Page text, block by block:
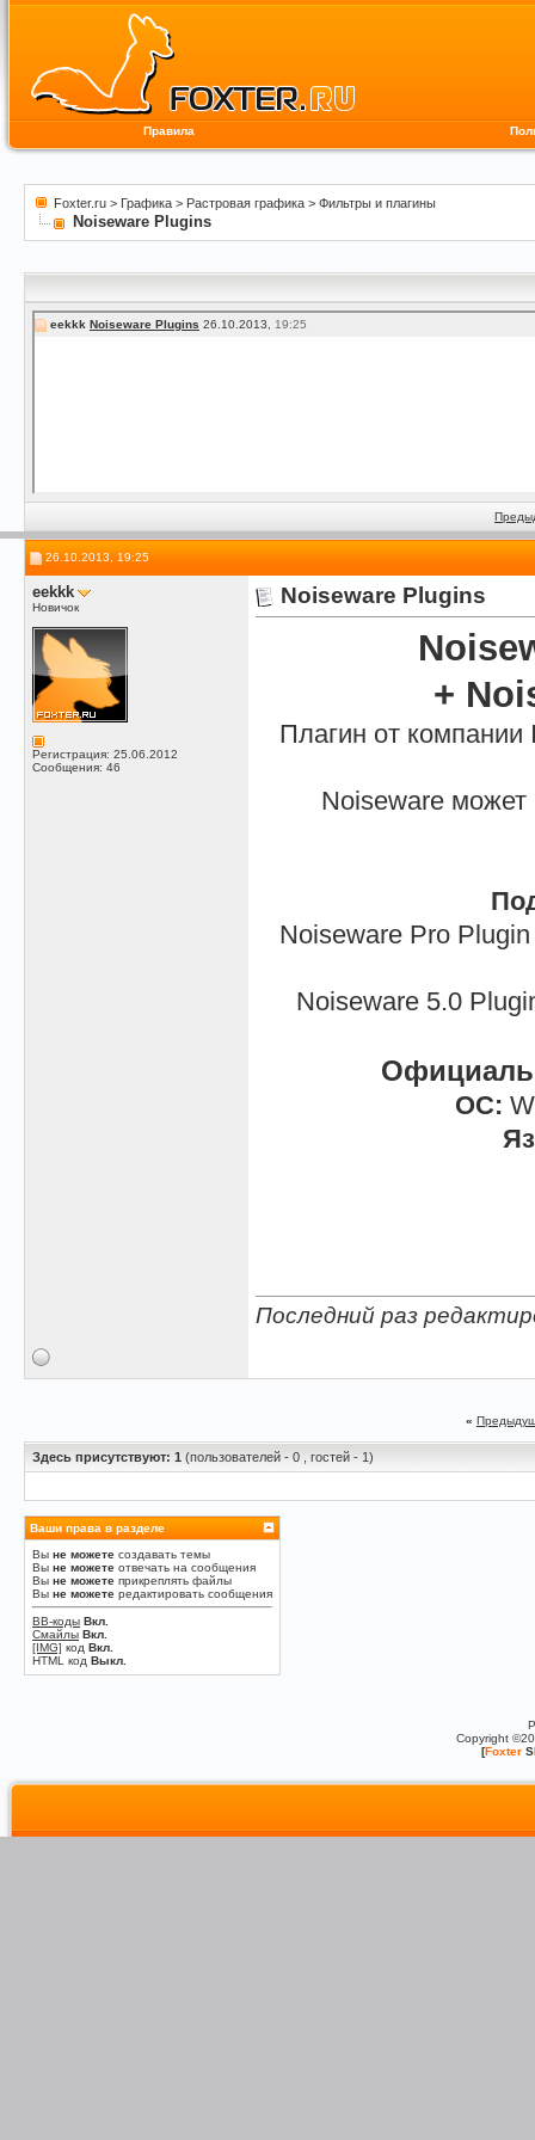
Правила
Foxter.ru > Графика > Растровая графика > Фильтры и плагины
Noiseware Plugins
eekkk Noiseware Plugins 26.10.2013, 19:25
26.10.2013, 19:25
eekkk
Новичок
Регистрация: 25.06.2012
Сообщения: 46
Noiseware Plugins
+
Плагин от
Noiseware может
Noiseware Pro
Noiseware 5.0
ОС:
Последний раз
«
Здесь присутствуют: 1 (пользователей - 0 , гостей - 1)
Ваши права в разделе
Вы не можете создавать темы
Вы не можете отвечать на сообщения
Вы не можете прикреплять файлы
Вы не можете редактировать сообщения
BB-коды Вкл.
Смайлы Вкл.
[IMG] код Вкл.
HTML код Выкл.
Copyright
[Foxter